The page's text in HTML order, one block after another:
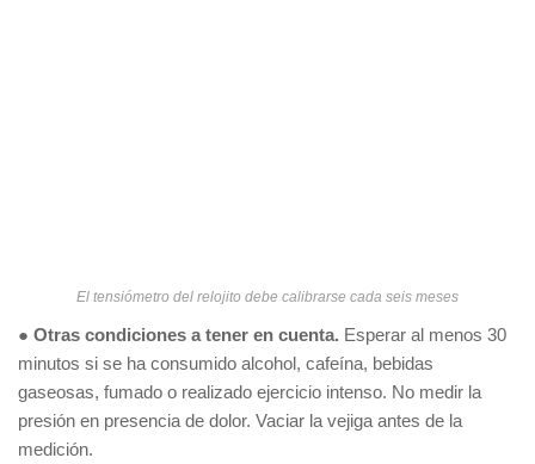
El tensiómetro del relojito debe calibrarse cada seis meses
● Otras condiciones a tener en cuenta. Esperar al menos 30
minutos si se ha consumido alcohol, cafeína, bebidas
gaseosas, fumado o realizado ejercicio intenso. No medir la
presión en presencia de dolor. Vaciar la vejiga antes de la
medición.